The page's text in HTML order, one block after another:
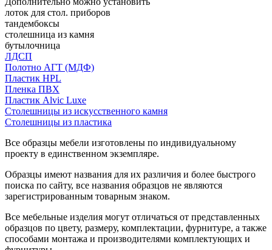
лоток для стол. приборов
тандембоксы
столешница из камня
бутылочница
ЛДСП
Полотно АГТ (МДФ)
Пластик HPL
Пленка ПВХ
Пластик Alvic Luxe
Столешницы из искусственного камня
Столешницы из пластика
Все образцы мебели изготовлены по индивидуальному
проекту в единственном экземпляре.
Образцы имеют названия для их различия и более быстрого
поиска по сайту, все названия образцов не являются
зарегистрированным товарным знаком.
Все мебельные изделия могут отличаться от представленных
образцов по цвету, размеру, комплектации, фурнитуре, а также
способами монтажа и производителями комплектующих и